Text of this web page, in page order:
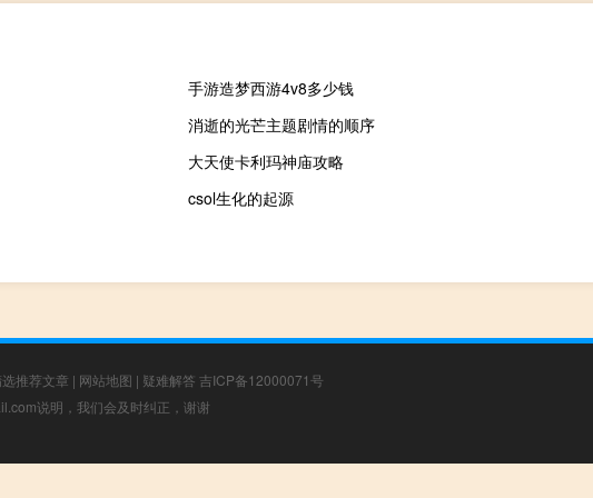
手游造梦西游4v8多少钱
消逝的光芒主题剧情的顺序
大天使卡利玛神庙攻略
csol生化的起源
推荐文章 | 网站地图 | 疑难解答 吉ICP备12000071号
说明，我们会及时纠正，谢谢